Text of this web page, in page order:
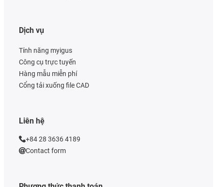
Dịch vụ
Tính năng myigus
Công cụ trực tuyến
Hàng mẫu miễn phí
Cổng tải xuống file CAD
Liên hệ
+84 28 3636 4189
Contact form